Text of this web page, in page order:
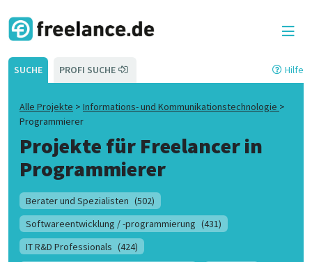
SUCHE PROFI SUCHE Hilfe
Alle Projekte > Informations- und Kommunikationstechnologie >
Programmierer
Projekte für Freelancer in
Programmierer
Berater und Spezialisten (502)
Softwareentwicklung / -programmierung (431)
IT R&D Professionals (424)